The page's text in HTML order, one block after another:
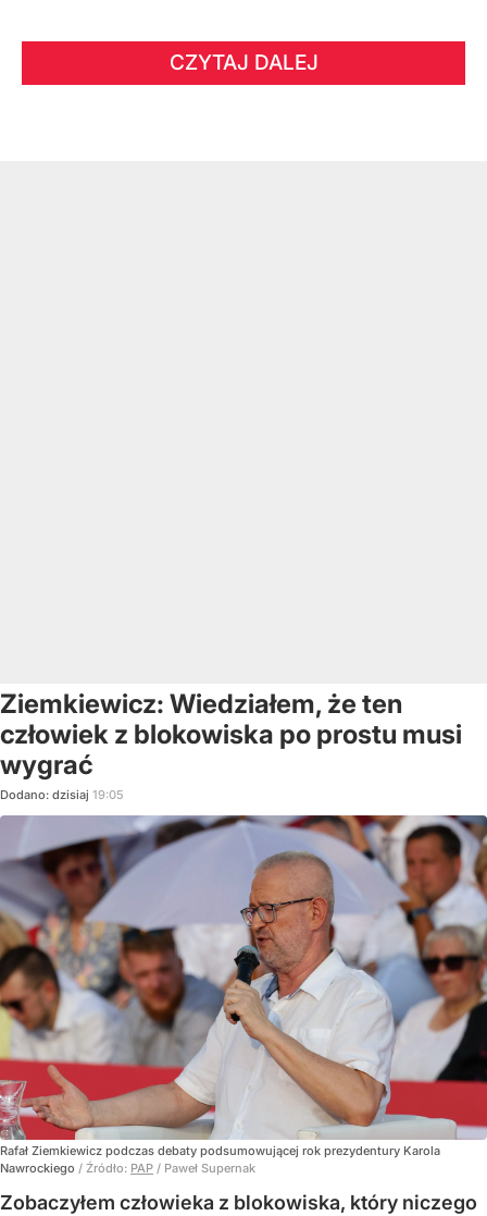
CZYTAJ DALEJ
Ziemkiewicz: Wiedziałem, że ten
człowiek z blokowiska po prostu musi
wygrać
Dodano: dzisiaj 19:05
Rafał Ziemkiewicz podczas debaty podsumowującej rok prezydentury Karola
Nawrockiego / Źródło: PAP / Paweł Supernak
Zobaczyłem człowieka z blokowiska, który niczego